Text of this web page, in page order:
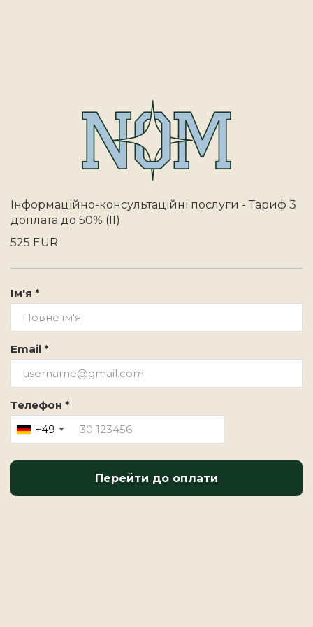
Інформаційно-консультаційні послуги - Тариф 3
доплата до 50% (II)
525 EUR
Ім'я *
Email *
Телефон *
+49
Перейти до оплати